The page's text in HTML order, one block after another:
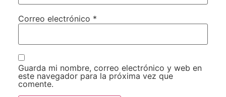
Correo electrónico *
Guarda mi nombre, correo electrónico y web en
este navegador para la próxima vez que
comente.